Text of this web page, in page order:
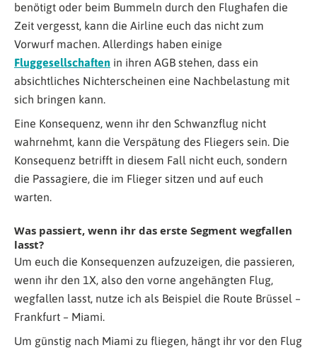
benötigt oder beim Bummeln durch den Flughafen die
Zeit vergesst, kann die Airline euch das nicht zum
Vorwurf machen. Allerdings haben einige
Fluggesellschaften in ihren AGB stehen, dass ein
absichtliches Nichterscheinen eine Nachbelastung mit
sich bringen kann.
Eine Konsequenz, wenn ihr den Schwanzflug nicht
wahrnehmt, kann die Verspätung des Fliegers sein. Die
Konsequenz betrifft in diesem Fall nicht euch, sondern
die Passagiere, die im Flieger sitzen und auf euch
warten.
Was passiert, wenn ihr das erste Segment wegfallen
lasst?
Um euch die Konsequenzen aufzuzeigen, die passieren,
wenn ihr den 1X, also den vorne angehängten Flug,
wegfallen lasst, nutze ich als Beispiel die Route Brüssel –
Frankfurt – Miami.
Um günstig nach Miami zu fliegen, hängt ihr vor den Flug